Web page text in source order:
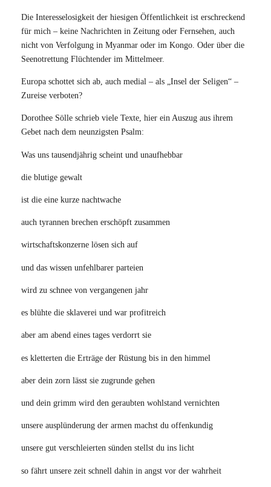
Die Interesselosigkeit der hiesigen Öffentlichkeit ist erschreckend
für mich – keine Nachrichten in Zeitung oder Fernsehen, auch
nicht von Verfolgung in Myanmar oder im Kongo. Oder über die
Seenotrettung Flüchtender im Mittelmeer.
Europa schottet sich ab, auch medial – als „Insel der Seligen“ –
Zureise verboten?
Dorothee Sölle schrieb viele Texte, hier ein Auszug aus ihrem
Gebet nach dem neunzigsten Psalm:
Was uns tausendjährig scheint und unaufhebbar
die blutige gewalt
ist die eine kurze nachtwache
auch tyrannen brechen erschöpft zusammen
wirtschaftskonzerne lösen sich auf
und das wissen unfehlbarer parteien
wird zu schnee von vergangenen jahr
es blühte die sklaverei und war profitreich
aber am abend eines tages verdorrt sie
es kletterten die Erträge der Rüstung bis in den himmel
aber dein zorn lässt sie zugrunde gehen
und dein grimm wird den geraubten wohlstand vernichten
unsere ausplünderung der armen machst du offenkundig
unsere gut verschleierten sünden stellst du ins licht
so fährt unsere zeit schnell dahin in angst vor der wahrheit